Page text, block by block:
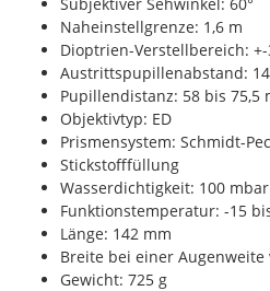
Naheinstellgrenze: 1,6 m
Dioptrien-Verstellbereich:
Austrittspupillenabstand:
Pupillendistanz: 58 bis 75,5
Objektivtyp: ED
Prismensystem: Schmidt-
Stickstofffüllung
Wasserdichtigkeit: 100 mbar
Funktionstemperatur: -15
Länge: 142 mm
Breite bei einer Augenweite
Gewicht: 725 g